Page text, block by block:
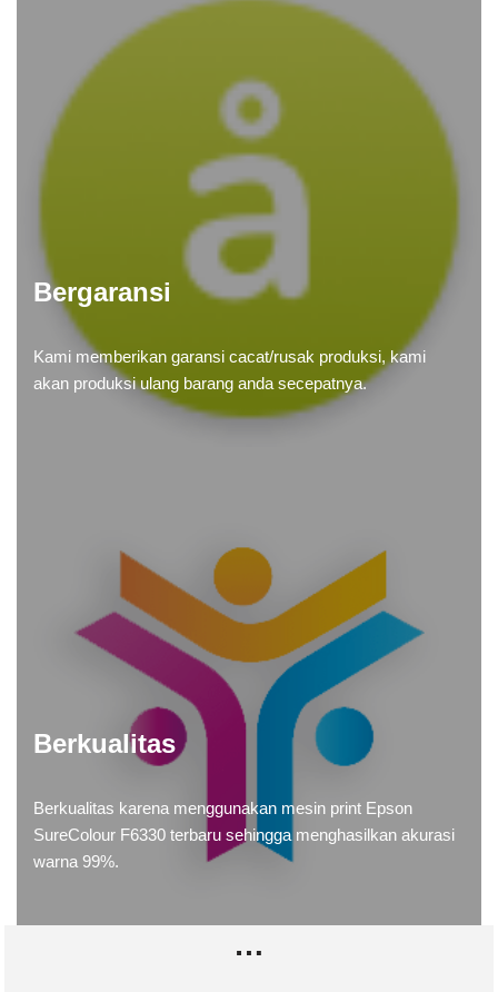
Bergaransi
Kami memberikan garansi cacat/rusak produksi, kami
akan produksi ulang barang anda secepatnya.
Berkualitas
Berkualitas karena menggunakan mesin print Epson
SureColour F6330 terbaru sehingga menghasilkan akurasi
warna 99%.
…